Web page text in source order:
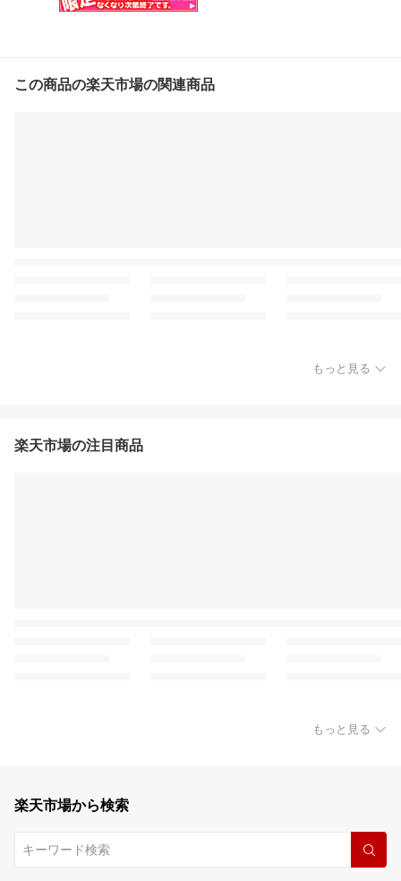
この商品の楽天市場の関連商品
もっと見る
楽天市場の注目商品
もっと見る
楽天市場から検索